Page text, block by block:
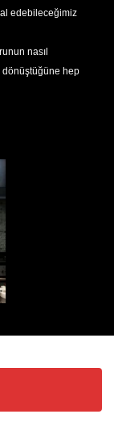
edebileceğimiz
nasıl
dönüştüğüne hep